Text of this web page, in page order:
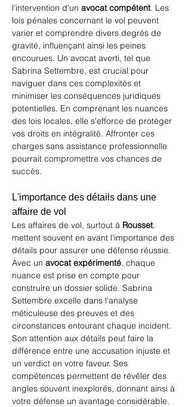
l'intervention d'un avocat compétent. Les
lois pénales concernant le vol peuvent
varier et comprendre divers degrés de
gravité, influençant ainsi les peines
encourues. Un avocat averti, tel que
Sabrina Settembre, est crucial pour
naviguer dans ces complexités et
minimiser les conséquences juridiques
potentielles. En comprenant les nuances
des lois locales, elle s'efforce de protéger
vos droits en intégralité. Affronter ces
charges sans assistance professionnelle
pourrait compromettre vos chances de
succès.
L'importance des détails dans une
affaire de vol
Les affaires de vol, surtout à Rousset,
mettent souvent en avant l'importance des
détails pour assurer une défense réussie.
Avec un avocat expérimenté, chaque
nuance est prise en compte pour
construire un dossier solide. Sabrina
Settembre excelle dans l'analyse
méticuleuse des preuves et des
circonstances entourant chaque incident.
Son attention aux détails peut faire la
différence entre une accusation injuste et
un verdict en votre faveur. Ses
compétences permettent de révéler des
angles souvent inexplorés, donnant ainsi à
votre défense un avantage considérable.